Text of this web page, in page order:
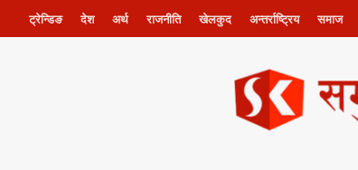
ट्रेन्डिङ देश अर्थ राजनीति खेलकुद अन्तर्राष्ट्रिय समाज